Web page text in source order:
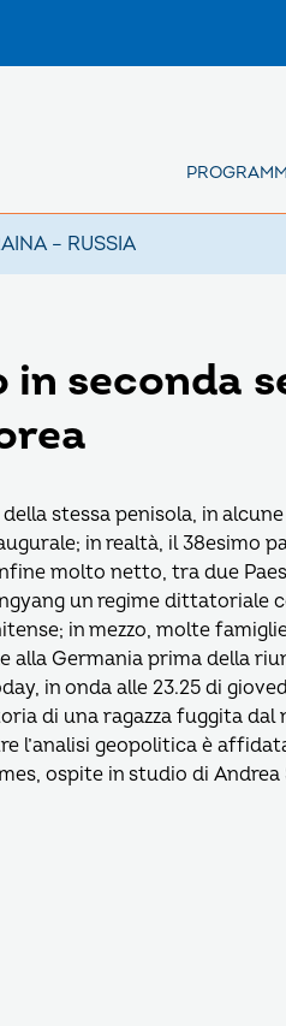
– RUSSIA
in seconda
stessa penisola, in
in realtà, il 38esimo
molto netto, tra due
un regime dittatoriale
in mezzo, molte
alla Germania prima della
in onda alle 23.25 di
di una ragazza fuggita dal
l’analisi geopolitica è
ospite in studio di Andrea